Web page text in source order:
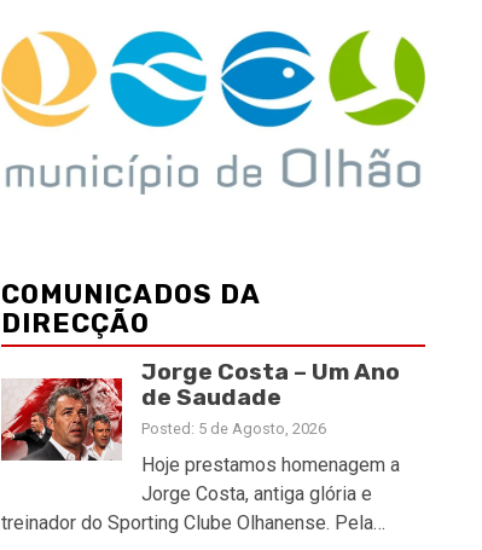
COMUNICADOS DA
DIRECÇÃO
Jorge Costa – Um Ano
de Saudade
Posted: 5 de Agosto, 2026
Hoje prestamos homenagem a
Jorge Costa, antiga glória e
treinador do Sporting Clube Olhanense. Pela…